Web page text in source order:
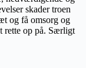
skader troen
og få omsorg og
rette op på. Særligt